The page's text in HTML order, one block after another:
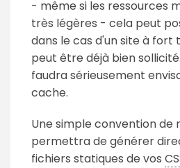
- même si les ressources
très légères - cela peut
dans le cas d'un site à fort
peut être déjà bien
faudra sérieusement
cache.
Une simple convention de
permettra de générer
fichiers statiques de vos